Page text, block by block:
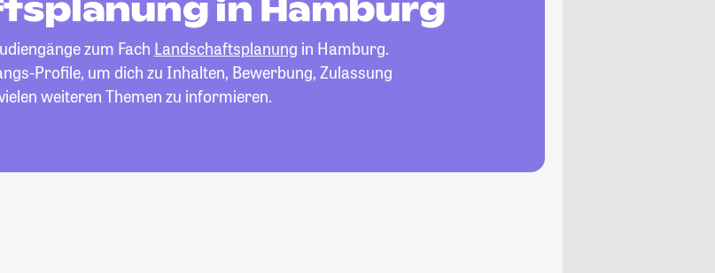
in Hamburg
zum Fach Landschaftsplanung in Hamburg.
Profile, um dich zu Inhalten, Bewerbung, Zulassung
weiteren Themen zu informieren.